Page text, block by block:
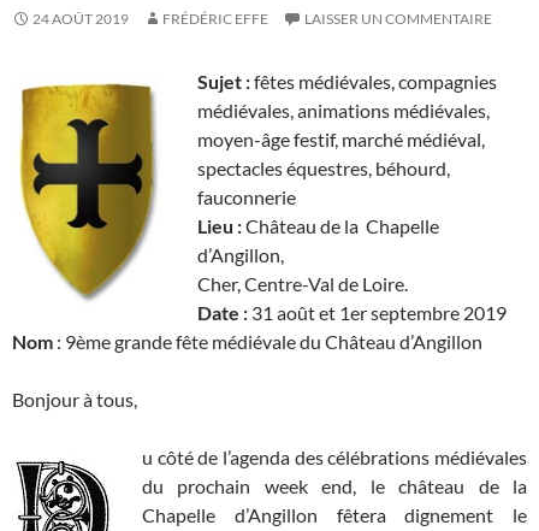
24 AOÛT 2019 FRÉDÉRIC EFFE LAISSER UN COMMENTAIRE
Sujet :fêtes médiévales, compagnies
médiévales, animations médiévales,
moyen-âge festif, marché médiéval,
spectacles équestres, béhourd,
fauconnerie
Lieu :Château de la Chapelle
d’Angillon,
Cher, Centre-Val de Loire.
Date : 31 août et 1er septembre 2019
Nom : 9ème grande fête médiévale du Château d’Angillon
Bonjour à tous,
u côté de l’agenda des célébrations médiévales
du prochain week end, le château de la
Chapelle d’Angillon fêtera dignement le